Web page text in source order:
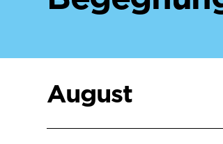
August